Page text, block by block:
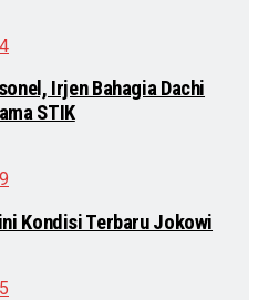
Irjen Bahagia Dachi
STIK
Kondisi Terbaru Jokowi